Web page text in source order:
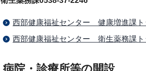
西部健康福祉センター 健康増進課ト
西部健康福祉センター 衛生薬務課ト